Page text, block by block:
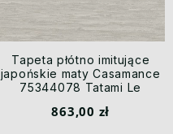
Tapeta płótno imitujące
japońskie maty Casamance
75344078 Tatami Le
863,00 zł